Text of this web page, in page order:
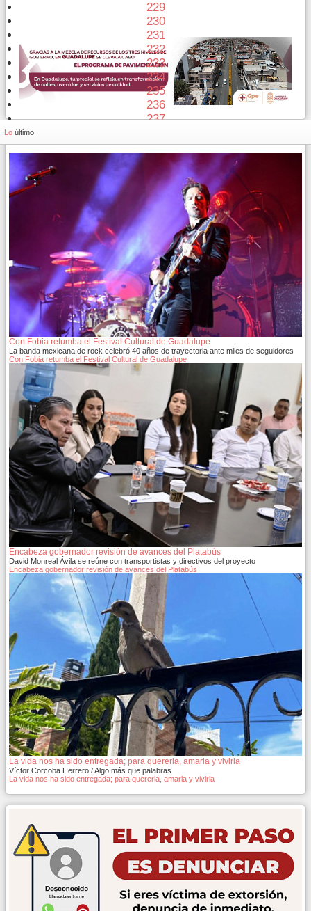
229
230
231
232
233
234
235
236
237
Lo último
Con Fobia retumba el Festival Cultural de Guadalupe
La banda mexicana de rock celebró 40 años de trayectoria ante miles de seguidores
Con Fobia retumba el Festival Cultural de Guadalupe
Encabeza gobernador revisión de avances del Platabús
David Monreal Ávila se reúne con transportistas y directivos del proyecto
Encabeza gobernador revisión de avances del Platabús
La vida nos ha sido entregada; para quererla, amarla y vivirla
Víctor Corcoba Herrero / Algo más que palabras
La vida nos ha sido entregada; para quererla, amarla y vivirla